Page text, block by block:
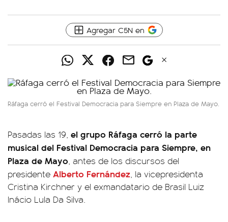
Agregar C5N en
Ráfaga cerró el Festival Democracia para Siempre en Plaza de Mayo.
Pasadas las 19, el grupo Ráfaga cerró la parte
musical del Festival Democracia para Siempre, en
Plaza de Mayo, antes de los discursos del
presidente Alberto Fernández, la vicepresidenta
Cristina Kirchner y el exmandatario de Brasil Luiz
Inácio Lula Da Silva.